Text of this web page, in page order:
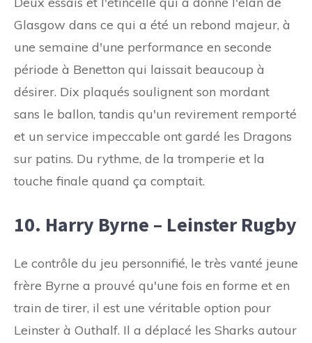
Glasgow dans ce qui a été un rebond majeur, à
une semaine d'une performance en seconde
période à Benetton qui laissait beaucoup à
désirer. Dix plaqués soulignent son mordant
sans le ballon, tandis qu'un revirement remporté
et un service impeccable ont gardé les Dragons
sur patins. Du rythme, de la tromperie et la
touche finale quand ça comptait.
10. Harry Byrne – Leinster Rugby
Le contrôle du jeu personnifié, le très vanté jeune
frère Byrne a prouvé qu'une fois en forme et en
train de tirer, il est une véritable option pour
Leinster à Outhalf. Il a déplacé les Sharks autour